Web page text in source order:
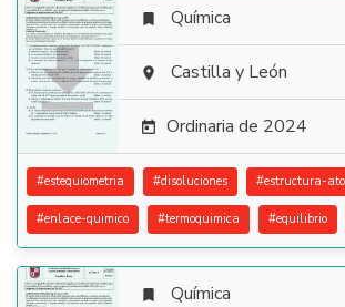

 Química
 Castilla y León
 Ordinaria de 2024
#estequiometria #disoluciones #estructura-
#enlace-quimico #termoquimica #equilibrio
 Química